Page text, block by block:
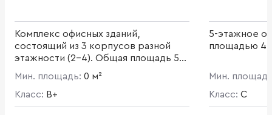
Комплекс офисных зданий,
состоящий из 3 корпусов разной
этажности (2-4). Общая площадь 5
883,5 кв. м, было полностью
реконструировано в 2006 г. Корпус
3 - 1-этажное административное
здание с подвалом, общей
Мин. площадь: 0 м²
Класс: B+
5-этажное
площадью 4
Мин.
Класс: C